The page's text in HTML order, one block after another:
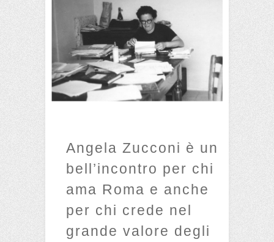
Angela Zucconi è un
bell’incontro per chi
ama Roma e anche
per chi crede nel
grande valore degli